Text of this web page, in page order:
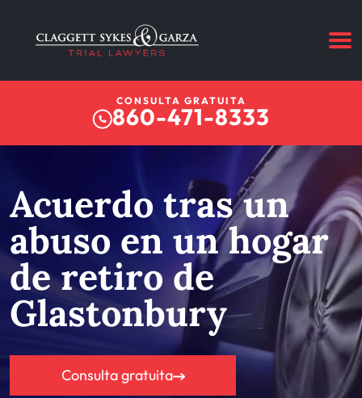
CONSULTA GRATUITA
860-471-8333
Acuerdo tras un
abuso en un hogar
de retiro de
Glastonbury
Consulta gratuita